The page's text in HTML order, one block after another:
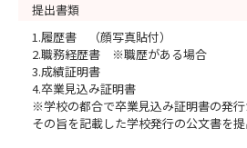
提出書類
1.履歴書 （顔写真貼付）
2.職務経歴書 ※職歴がある場合
3.成績証明書
4.卒業見込み証明書
※学校の都合で卒業見込み証明書の発行
その旨を記載した学校発行の公文書を提